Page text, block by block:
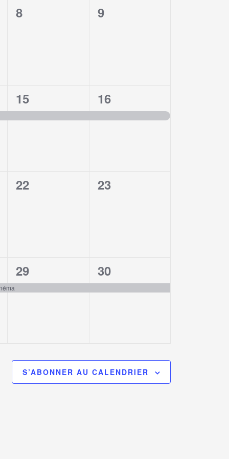
0
8
0
9
1
évènement,
15
1
évènement,
16
0
22
0
23
1
évènement,
29
1
évènement,
30
S’ABONNER AU CALENDRIER